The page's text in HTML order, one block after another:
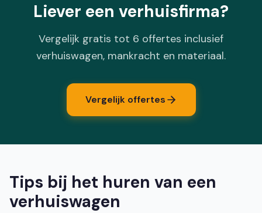
Liever een verhuisfirma?
Vergelijk gratis tot 6 offertes inclusief
verhuiswagen, mankracht en materiaal.
Vergelijk offertes
Tips bij het huren van een
verhuiswagen